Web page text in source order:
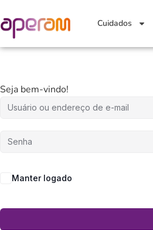
Cuidados
Seja bem-vindo!
Manter logado